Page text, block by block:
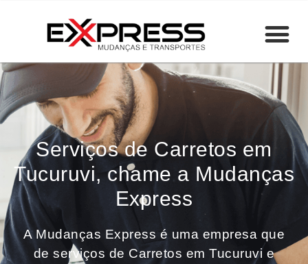
Serviços de Carretos em
Tucuruvi, chame a Mudanças
Express
A Mudanças Express é uma empresa que
de serviços de Carretos em Tucuruvi e